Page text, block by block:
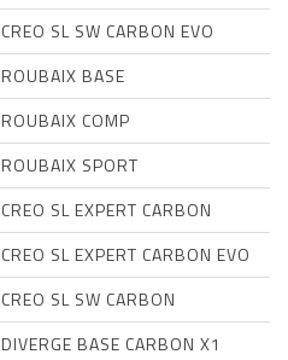
CREO SL SW CARBON EVO
ROUBAIX BASE
ROUBAIX COMP
ROUBAIX SPORT
CREO SL EXPERT CARBON
CREO SL EXPERT CARBON EVO
CREO SL SW CARBON
DIVERGE BASE CARBON X1